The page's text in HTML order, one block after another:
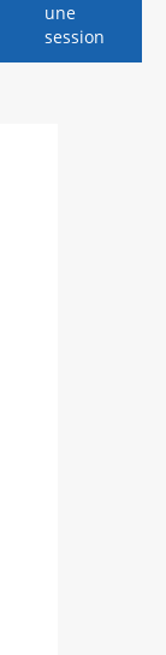
une
session